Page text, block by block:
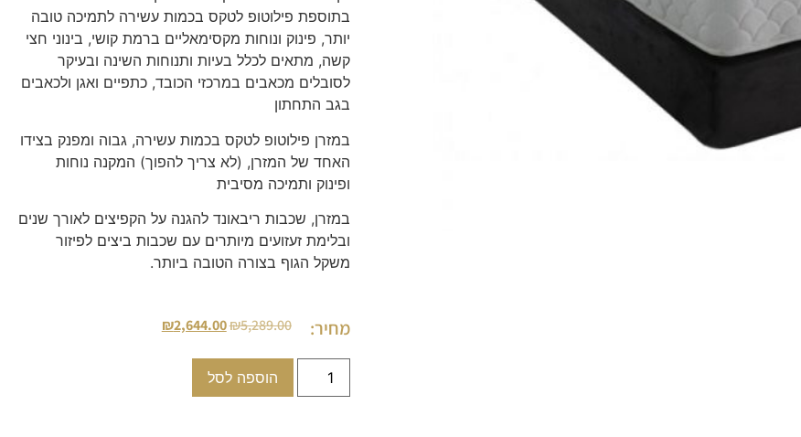
בתוספת פילוטופ לטקס בכמות עשירה לתמיכה טובה
יותר, פינוק ונוחות מקסימאליים ברמת קושי, בינוני חצי
קשה, מתאים לכלל בעיות ותנוחות השינה ובעיקר
לסובלים מכאבים במרכזי הכובד, כתפיים ואגן ולכאבים
בגב התחתון
במזרן פילוטופ לטקס בכמות עשירה, גבוה ומפנק בצידו
האחד של המזרן, (לא צריך להפוך) המקנה נוחות
ופינוק ותמיכה מסיבית
במזרן, שכבות ריבאונד להגנה על הקפיצים לאורך שנים
ובלימת זעזועים מיותרים עם שכבות ביצים לפיזור
משקל הגוף בצורה הטובה ביותר.
מחיר: ₪5,289.00
₪2,644.00
הוספה לסל